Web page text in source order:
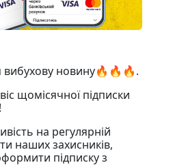
вибухову новину🔥🔥🔥.
щомісячної підписки
на регулярній
наших захисників,
підписку з